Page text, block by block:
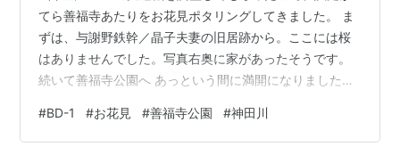
てら善福寺あたりをお花見ポタリングしてきました。 ま
ずは、与謝野鉄幹／晶子夫妻の旧居跡から。ここには桜
はありませんでした。写真右奥に家があったそうです。
続いて善福寺公園へ あっという間に満開になりました
が。N師匠のマホガニーバイクの写真もいい感じで撮れま
した。 善福寺川を少し下った後、井の頭公園へ向かいま
#BD-1 #お花見 #善福寺公園 #神田川